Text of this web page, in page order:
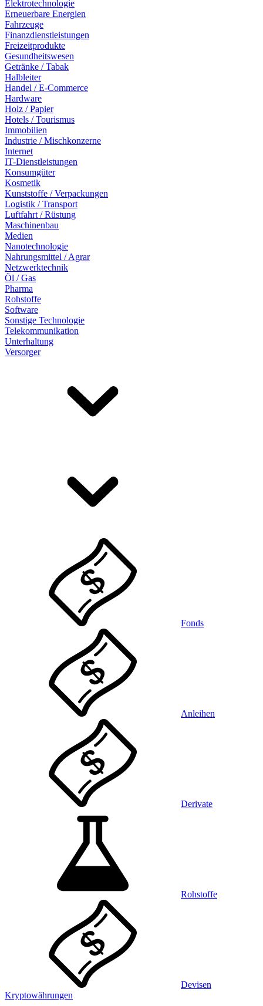
Elektrotechnologie
Erneuerbare Energien
Fahrzeuge
Finanzdienstleistungen
Freizeitprodukte
Gesundheitswesen
Getränke / Tabak
Halbleiter
Handel / E-Commerce
Hardware
Holz / Papier
Hotels / Tourismus
Immobilien
Industrie / Mischkonzerne
Internet
IT-Dienstleistungen
Konsumgüter
Kosmetik
Kunststoffe / Verpackungen
Logistik / Transport
Luftfahrt / Rüstung
Maschinenbau
Medien
Nanotechnologie
Nahrungsmittel / Agrar
Netzwerktechnik
Öl / Gas
Pharma
Rohstoffe
Software
Sonstige Technologie
Telekommunikation
Unterhaltung
Versorger
Fonds
Anleihen
Derivate
Rohstoffe
Devisen
Kryptowährungen